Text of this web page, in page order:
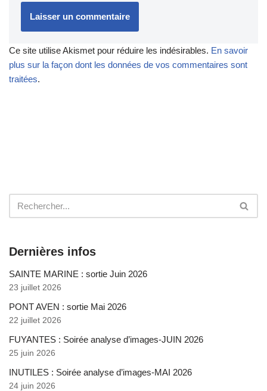
Ce site utilise Akismet pour réduire les indésirables. En savoir
plus sur la façon dont les données de vos commentaires sont
traitées.
Dernières infos
SAINTE MARINE : sortie Juin 2026
23 juillet 2026
PONT AVEN : sortie Mai 2026
22 juillet 2026
FUYANTES : Soirée analyse d’images-JUIN 2026
25 juin 2026
INUTILES : Soirée analyse d’images-MAI 2026
24 juin 2026